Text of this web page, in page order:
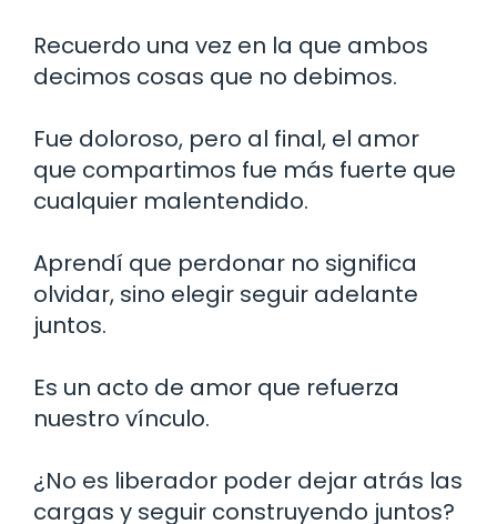
Recuerdo una vez en la que ambos
decimos cosas que no debimos.
Fue doloroso, pero al final, el amor
que compartimos fue más fuerte que
cualquier malentendido.
Aprendí que perdonar no significa
olvidar, sino elegir seguir adelante
juntos.
Es un acto de amor que refuerza
nuestro vínculo.
¿No es liberador poder dejar atrás las
cargas y seguir construyendo juntos?